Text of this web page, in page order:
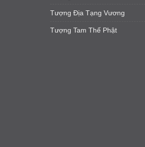
Tượng Địa Tạng Vương
Tượng Tam Thế Phật